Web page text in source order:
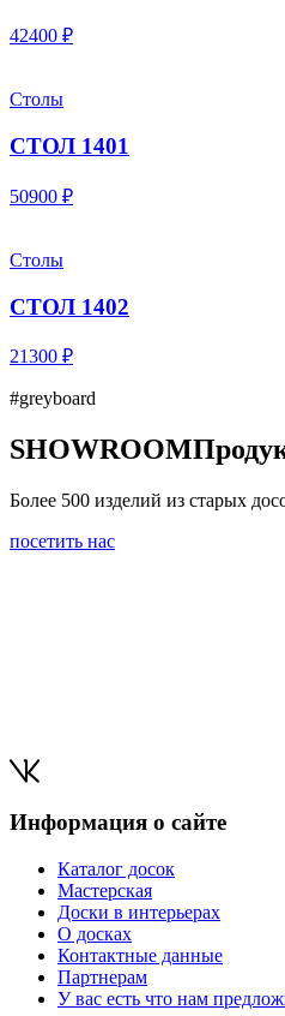
42400 ₽
Столы
СТОЛ 1401
50900 ₽
Столы
СТОЛ 1402
21300 ₽
#greyboard
SHOWROOM
Более 500 изделий из старых
посетить нас
Информация о сайте
Каталог досок
Мастерская
Доски в интерьерах
О досках
Контактные данные
Партнерам
У вас есть что нам